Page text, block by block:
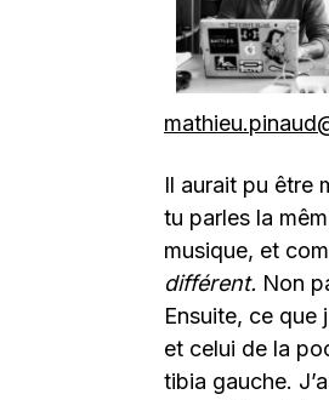
Il aurait pu être
tu parles la
musique, et
différent. Non
Ensuite, ce que
et celui de la
tibia gauche.